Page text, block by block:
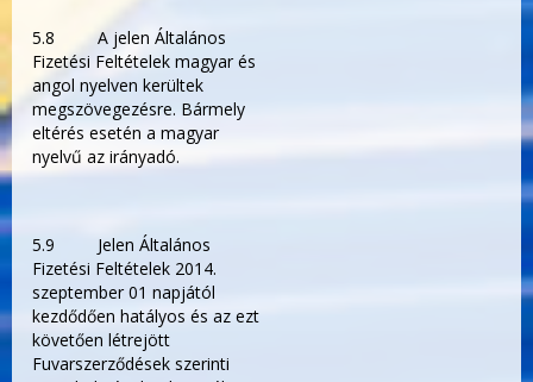
5.8 A jelen Általános
Fizetési Feltételek magyar és
angol nyelven kerültek
megszövegezésre. Bármely
eltérés esetén a magyar
nyelvű az irányadó.
5.9 Jelen Általános
Fizetési Feltételek 2014.
szeptember 01 napjától
kezdődően hatályos és az ezt
követően létrejött
Fuvarszerződések szerinti